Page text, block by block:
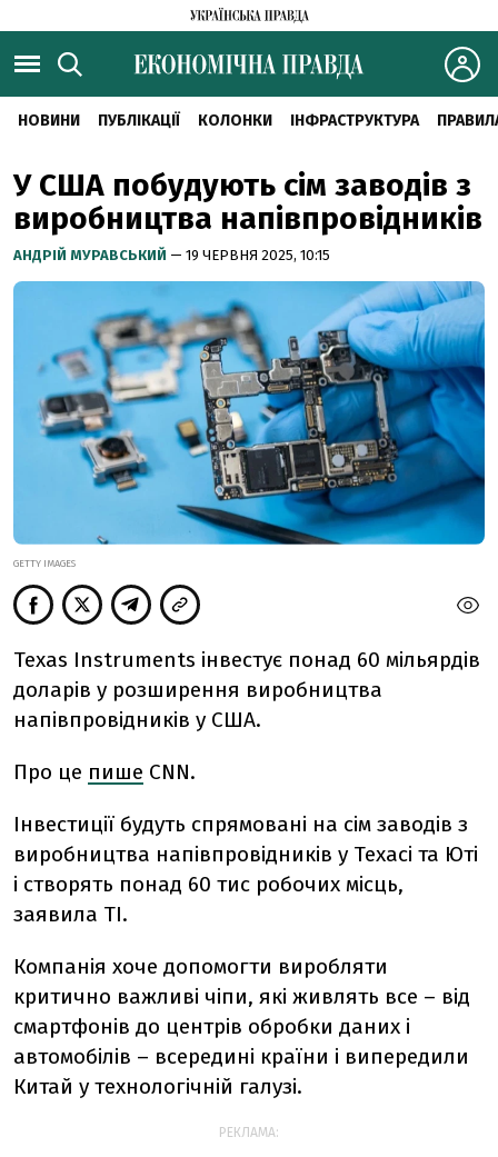
НОВИНИ ПУБЛІКАЦІЇ КОЛОНКИ ІНФРАСТРУКТУРА
У США побудують сім заводів з
виробництва напівпровідників
АНДРІЙ МУРАВСЬКИЙ — 19 ЧЕРВНЯ 2025, 10:15
GETTY IMAGES
Texas Instruments інвестує понад 60 мільярдів
доларів у розширення виробництва
напівпровідників у США.
Про це пише CNN.
Інвестиції будуть спрямовані на сім заводів з
виробництва напівпровідників у Техасі та Юті
і створять понад 60 тис робочих місць,
заявила TI.
Компанія хоче допомогти виробляти
критично важливі чіпи, які живлять все – від
смартфонів до центрів обробки даних і
автомобілів – всередині країни і випередили
Китай у технологічній галузі.
РЕКЛАМА: